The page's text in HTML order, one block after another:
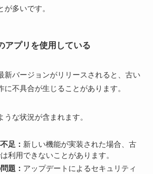
が多いです。
アプリを使用している
新バージョンがリリースされると、古い
に不具合が生じることがあります。
うな状況が含まれます。
足： 新しい機能が実装された場合、古
利用できないことがあります。
題： アップデートによるセキュリティ